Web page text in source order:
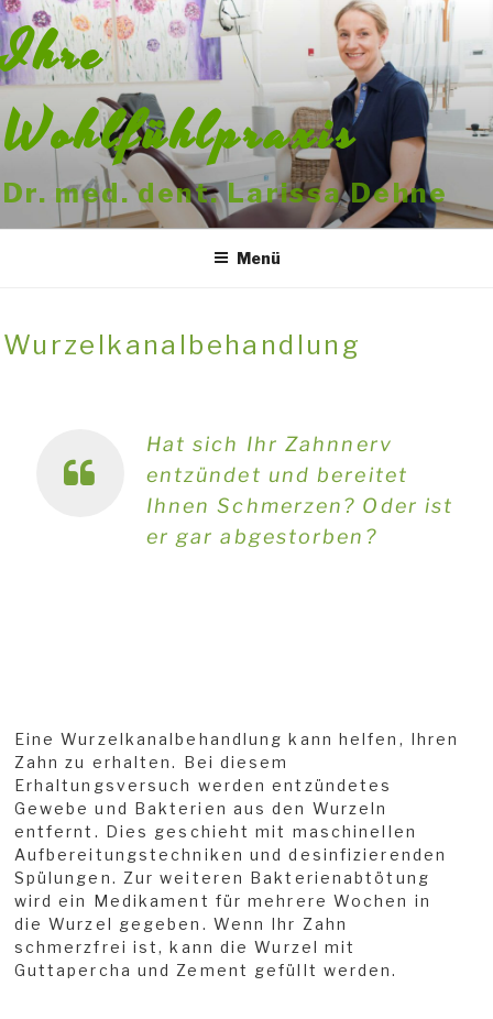
Zum
Inhalt
springen
Ihre
Wohlfühlpraxis
Dr. med. dent. Larissa Dehne
Menü
Wurzelkanalbehandlung
Hat sich Ihr Zahnnerv
entzündet und bereitet
Ihnen Schmerzen? Oder ist
er gar abgestorben?
Eine Wurzelkanalbehandlung kann helfen, Ihren
Zahn zu erhalten. Bei diesem
Erhaltungsversuch werden entzündetes
Gewebe und Bakterien aus den Wurzeln
entfernt. Dies geschieht mit maschinellen
Aufbereitungstechniken und desinfizierenden
Spülungen. Zur weiteren Bakterienabtötung
wird ein Medikament für mehrere Wochen in
die Wurzel gegeben. Wenn Ihr Zahn
schmerzfrei ist, kann die Wurzel mit
Guttapercha und Zement gefüllt werden.